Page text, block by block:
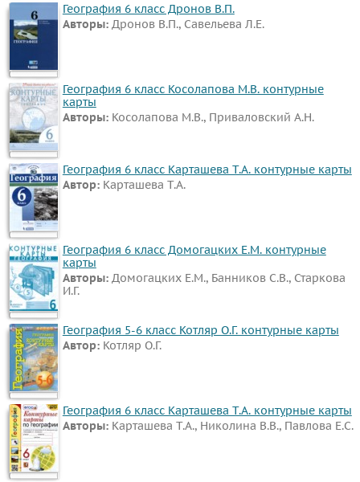
География 6 класс Дронов В.П.
Авторы: Дронов В.П., Савельева Л.Е.
География 6 класс Косолапова М.В. контурные
карты
Авторы: Косолапова М.В., Приваловский А.Н.
География 6 класс Карташева Т.А. контурные карты
Автор: Карташева Т.А.
География 6 класс Домогацких Е.М. контурные
карты
Авторы: Домогацких Е.М., Банников С.В., Старкова
И.Г.
География 5-6 класс Котляр О.Г. контурные карты
Автор: Котляр О.Г.
География 6 класс Карташева Т.А. контурные карты
Авторы: Карташева Т.А., Николина В.В., Павлова Е.С.